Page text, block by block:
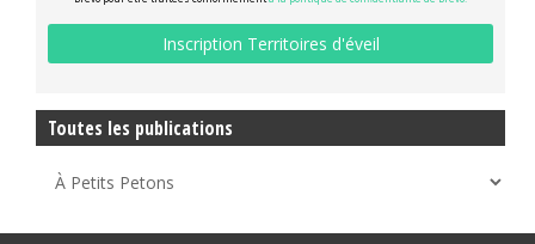
Toutes les publications